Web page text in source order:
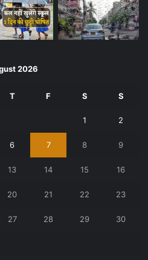
2026
T F S S
1 2
6 7 8 9
13 14 15 16
20 21 22 23
27 28 29 30